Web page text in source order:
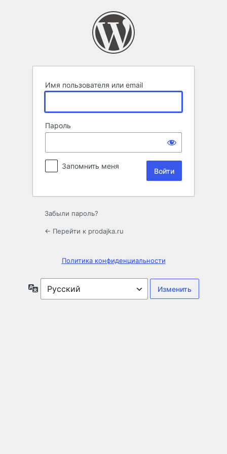
Имя пользователя или email
Пароль
Запомнить меня
Забыли пароль?
← Перейти к prodajka.ru
Политика конфиденциальности
Язык